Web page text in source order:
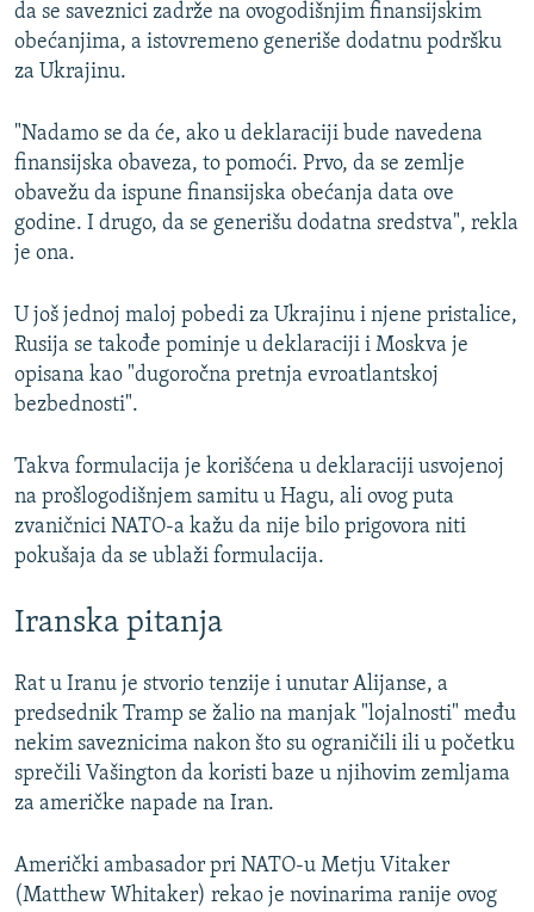
da se saveznici zadrže na ovogodišnjim finansijskim
obećanjima, a istovremeno generiše dodatnu podršku
za Ukrajinu.
"Nadamo se da će, ako u deklaraciji bude navedena
finansijska obaveza, to pomoći. Prvo, da se zemlje
obavežu da ispune finansijska obećanja data ove
godine. I drugo, da se generišu dodatna sredstva", rekla
je ona.
U još jednoj maloj pobedi za Ukrajinu i njene pristalice,
Rusija se takođe pominje u deklaraciji i Moskva je
opisana kao "dugoročna pretnja evroatlantskoj
bezbednosti".
Takva formulacija je korišćena u deklaraciji usvojenoj
na prošlogodišnjem samitu u Hagu, ali ovog puta
zvaničnici NATO-a kažu da nije bilo prigovora niti
pokušaja da se ublaži formulacija.
Iranska pitanja
Rat u Iranu je stvorio tenzije i unutar Alijanse, a
predsednik Tramp se žalio na manjak "lojalnosti" među
nekim saveznicima nakon što su ograničili ili u početku
sprečili Vašington da koristi baze u njihovim zemljama
za američke napade na Iran.
Američki ambasador pri NATO-u Metju Vitaker
(Matthew Whitaker) rekao je novinarima ranije ovog